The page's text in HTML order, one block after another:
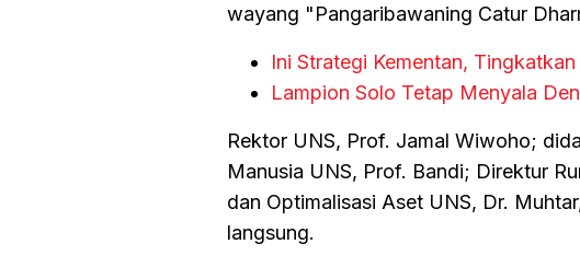
wayang "Pangaribawaning Catur
Ini Strategi Kementan,
Lampion Solo Tetap Menyala
Rektor UNS, Prof. Jamal Wiwoho;
Manusia UNS, Prof. Bandi; Direktur
dan Optimalisasi Aset UNS, Dr.
langsung.